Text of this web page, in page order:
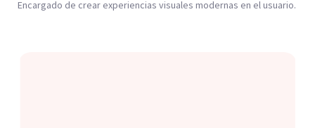
Encargado de crear experiencias visuales modernas en el usuario.